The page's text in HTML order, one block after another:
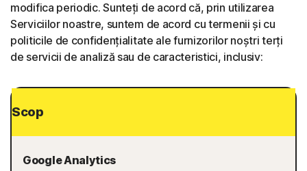
modifica periodic. Sunteți de acord că, prin utilizarea
Serviciilor noastre, suntem de acord cu termenii și cu
politicile de confidențialitate ale furnizorilor noștri terți
de servicii de analiză sau de caracteristici, inclusiv:
Scop
Google Analytics